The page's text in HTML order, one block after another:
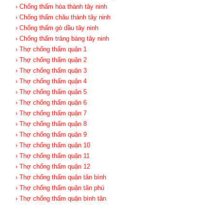
› Chống thấm hòa thành tây ninh
› Chống thấm châu thành tây ninh
› Chống thấm gò dầu tây ninh
› Chống thấm trảng bàng tây ninh
› Thợ chống thấm quận 1
› Thợ chống thấm quận 2
› Thợ chống thấm quận 3
› Thợ chống thấm quận 4
› Thợ chống thấm quận 5
› Thợ chống thấm quận 6
› Thợ chống thấm quận 7
› Thợ chống thấm quận 8
› Thợ chống thấm quận 9
› Thợ chống thấm quận 10
› Thợ chống thấm quận 11
› Thợ chống thấm quận 12
› Thợ chống thấm quận tân bình
› Thợ chống thấm quận tân phú
› Thợ chống thấm quận bình tân